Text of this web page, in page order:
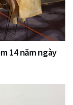
14 năm ngày